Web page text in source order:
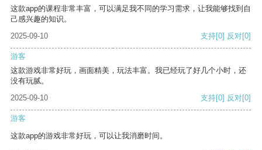
这款app的课程非常丰富，可以满足我不同的学习需求，让我能够找到自
己感兴趣的知识。
2025-09-10
支持[0] 反对[0]
游客
这款游戏非常好玩，画面精美，玩法丰富。我已经玩了好几个小时，还
没有玩腻。
2025-09-10
支持[0] 反对[0]
游客
这款app的游戏非常好玩，可以让我消磨时间。